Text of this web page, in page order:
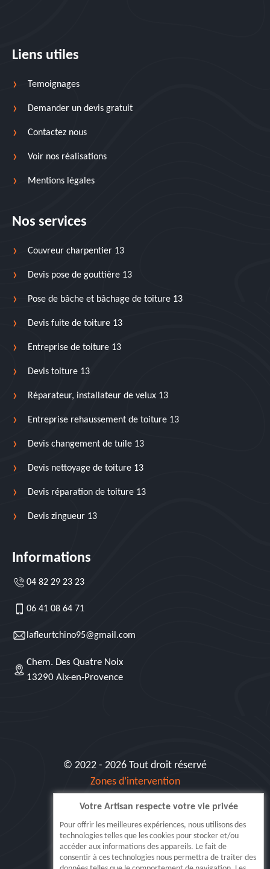
Liens utiles
Temoignages
Demander un devis gratuit
Contactez nous
Voir nos réalisations
Mentions légales
Nos services
Couvreur charpentier 13
Devis pose de gouttière 13
Pose de bâche et bâchage de toiture 13
Devis fuite de toiture 13
Entreprise de toiture 13
Devis toiture 13
Réparateur, installateur de velux 13
Entreprise rehaussement de toiture 13
Devis changement de tuile 13
Devis nettoyage de toiture 13
Devis réparation de toiture 13
Devis zingueur 13
Informations
04 82 29 23 23
06 41 08 64 71
lafleurtchino95@gmail.com
Chem. Des Quatre Noix
13290 Aix-en-Provence
© 2022 - 2026 Tout droit réservé
Zones d’intervention
Siret: 515 062 404 000 30
Votre Artisan respecte votre vie privée
Pour offrir les meilleures expériences, nous utilisons des
technologies telles que les cookies pour stocker et/ou
accéder aux informations des appareils. Le fait de
consentir à ces technologies nous permettra de traiter des